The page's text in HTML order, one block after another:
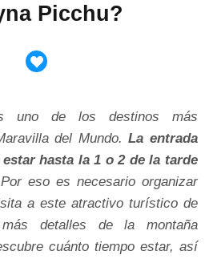
Picchu?
uno de los destinos más
del Mundo.La entrada
hasta la 1 o 2 de la tarde
Por eso es necesario organizar
a este atractivo turístico de
más detalles de la montaña
cuánto tiempo estar, así